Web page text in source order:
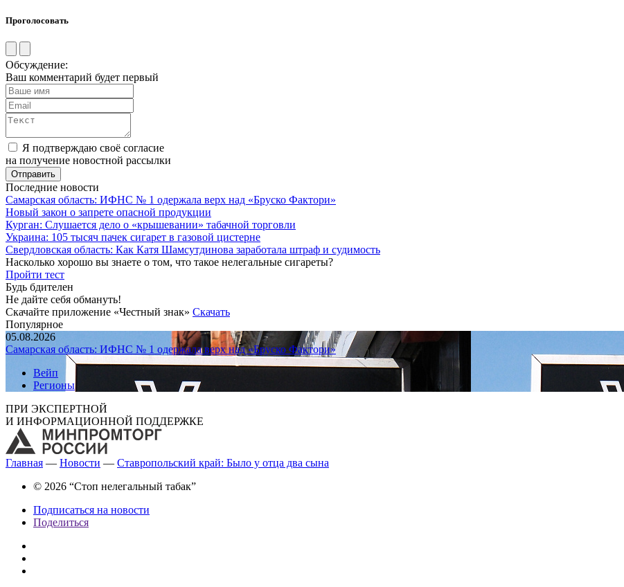
Проголосовать
Обсуждение:
Ваш комментарий будет первый
Я подтверждаю своё согласие
на получение новостной рассылки
Последние новости
Самарская область: ИФНС № 1 одержала верх над «Бруско Фактори»
Новый закон о запрете опасной продукции
Курган: Слушается дело о «крышевании» табачной торговли
Украина: 105 тысяч пачек сигарет в газовой цистерне
Свердловская область: Как Катя Шамсутдинова заработала штраф и судимость
Насколько хорошо вы знаете о том, что такое нелегальные сигареты?
Пройти тест
Будь бдителен
Не дайте себя обмануть!
Скачайте приложение «Честный знак» Скачать
Популярное
05.08.2026
Самарская область: ИФНС № 1 одержала верх над «Бруско Фактори»
Вейп
Регионы
ПРИ ЭКСПЕРТНОЙ
И ИНФОРМАЦИОННОЙ ПОДДЕРЖКЕ
Главная — Новости — Ставропольский край: Было у отца два сына
© 2026 “Стоп нелегальный табак”
Подписаться на новости
Поделиться